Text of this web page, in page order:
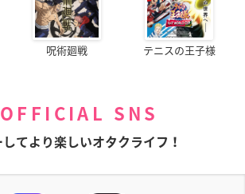
呪術廻戦 テニスの王子様
OFFICIAL SNS
してより楽しいオタクライフ！